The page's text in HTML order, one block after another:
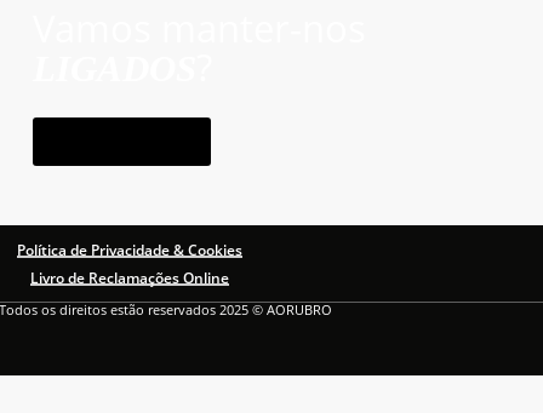
Política de Privacidade & Cookies
Livro de Reclamações Online
os direitos estão reservados 2025 © AORUBRO